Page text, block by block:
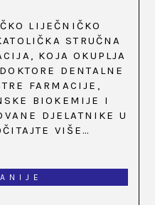
LIJEČNIČKO
STRUČNA
KOJA OKUPLJA
DENTALNE
FARMACIJE,
BIOKEMIJE I
DJELATNIKE U
VIŠE…